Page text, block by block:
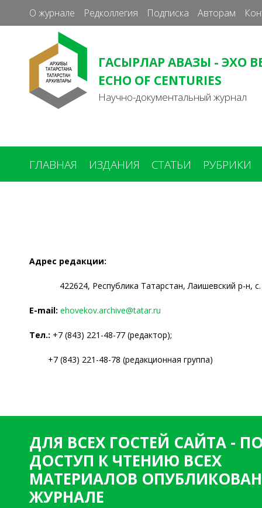
О журнале Редколлегия Подписка Авторам
ГАСЫРЛАР АВАЗЫ - ЭХО
ECHO OF CENTURIES
Научно-документальный журнал
ГЛАВНАЯ ИЗДАНИЯ СТАТЬИ РУБРИКИ
Адрес редакции:
422624, Республика Татарстан, Лаишевский р-н,
Е-mail: ehovekov.archive@tatar.ru
Тел.: +7 (843) 221-48-77 (редактор);
+7 (843) 221-48-78 (редакционная группа)
ДЛЯ ВСЕХ ГОСТЕЙ САЙТА -
ДОСТУП К ЧТЕНИЮ ВСЕХ
МАТЕРИАЛОВ
ЖУРНАЛЕ